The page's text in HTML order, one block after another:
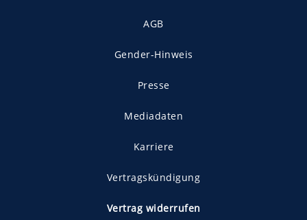
AGB
Gender-Hinweis
Presse
Mediadaten
Karriere
Vertragskündigung
Vertrag widerrufen